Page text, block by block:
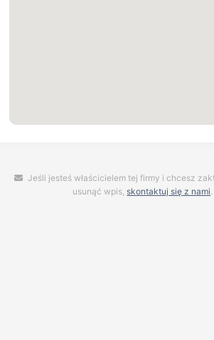
Jeśli jesteś właścicielem tej firmy i chcesz
usunąć wpis, skontaktuj się z nami.